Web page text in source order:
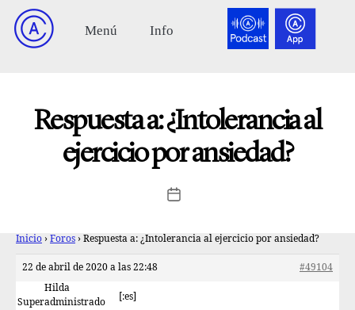
Respuesta a: ¿Intolerancia al
ejercicio por ansiedad?
Inicio › Foros › Respuesta a: ¿Intolerancia al ejercicio por ansiedad?
22 de abril de 2020 a las 22:48
#49104
Hilda
Superadministrado
[:es]